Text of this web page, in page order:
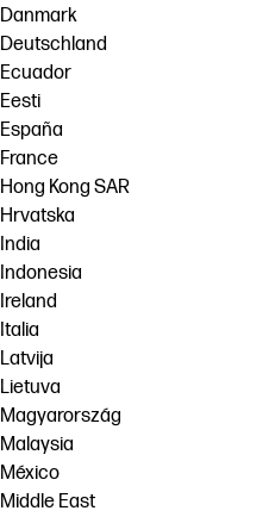
Danmark
Deutschland
Ecuador
Eesti
España
France
Hong Kong SAR
Hrvatska
India
Indonesia
Ireland
Italia
Latvija
Lietuva
Magyarország
Malaysia
México
Middle East